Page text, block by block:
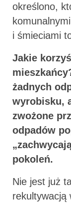
określono,
i śmieciami
Jakie
żadnych
wyrobisku,
zwożone
odpadów
pokoleń.
Nie jest już
rekultywacją